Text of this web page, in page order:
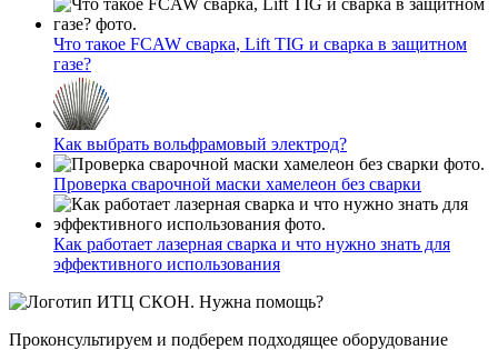
Что такое FCAW сварка, Lift TIG и сварка в защитном
газе?
Как выбрать вольфрамовый электрод?
Проверка сварочной маски хамелеон без сварки
Как работает лазерная сварка и что нужно знать для
эффективного использования
Нужна помощь?
Проконсультируем и подберем подходящее оборудование